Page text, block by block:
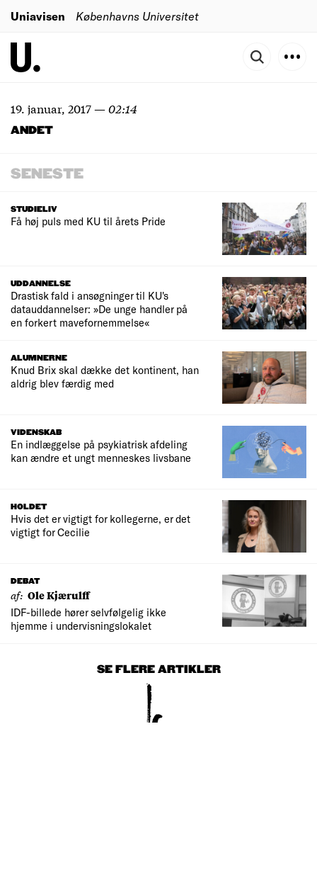
Uniavisen Københavns Universitet
19. januar, 2017—02:14
ANDET
SENESTE
STUDIELIV
Få høj puls med KU til årets Pride
UDDANNELSE
Drastisk fald i ansøgninger til KU's
datauddannelser: »De unge handler på
en forkert mavefornemmelse«
ALUMNERNE
Knud Brix skal dække det kontinent, han
aldrig blev færdig med
VIDENSKAB
En indlæggelse på psykiatrisk afdeling
kan ændre et ungt menneskes livsbane
HOLDET
Hvis det er vigtigt for kollegerne, er det
vigtigt for Cecilie
DEBAT
af: Ole Kjærulff
IDF-billede hører selvfølgelig ikke
hjemme i undervisningslokalet
SE FLERE ARTIKLER